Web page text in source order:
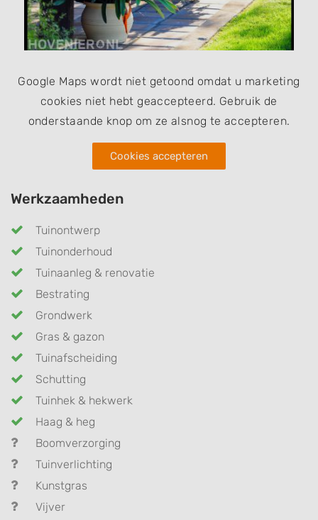
Google Maps wordt niet getoond omdat u marketing
cookies niet hebt geaccepteerd. Gebruik de
onderstaande knop om ze alsnog te accepteren.
Cookies accepteren
Werkzaamheden
Tuinontwerp
Tuinonderhoud
Tuinaanleg & renovatie
Bestrating
Grondwerk
Gras & gazon
Tuinafscheiding
Schutting
Tuinhek & hekwerk
Haag & heg
Boomverzorging
Tuinverlichting
Kunstgras
Vijver